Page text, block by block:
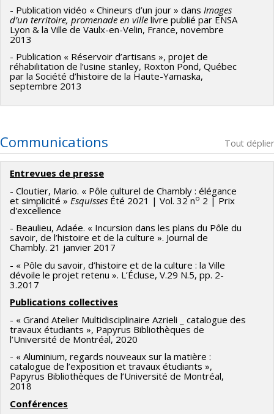
l'existant (2014-2025)
-Membre du comité de rédactionde la revue
professionnelle
Montréal (2020-2023)
- Publication vidéo « Chineurs d’un jour » dans Images
d’un territoire, promenade en ville livre publié par ENSA
Lyon & la Ville de Vaulx-en-Velin, France, novembre
2013
- Publication « Réservoir d’artisans », projet de
réhabilitation de l’usine stanley, Roxton Pond, Québec
par la Société d’histoire de la Haute-Yamaska,
septembre 2013
Communications Tout déplier
Entrevues de presse
- Cloutier, Mario. « Pôle culturel de Chambly : élégance
et simplicité » Esquisses Été 2021 | Vol. 32 no 2 | Prix
d'excellence
- Beaulieu, Adaée. « Incursion dans les plans du Pôle du
savoir, de l’histoire et de la culture ». Journal de
Chambly. 21 janvier 2017
- « Pôle du savoir, d’histoire et de la culture : la Ville
dévoile le projet retenu ». L’Écluse, V.29 N.5, pp. 2-
3.2017
Publications collectives
- « Grand Atelier Multidisciplinaire Azrieli _ catalogue des
travaux étudiants », Papyrus Bibliothèques de
l’Université de Montréal, 2020
- « Aluminium, regards nouveaux sur la matière :
catalogue de l’exposition et travaux étudiants »,
Papyrus Bibliothèques de l’Université de Montréal,
2018
Conférences